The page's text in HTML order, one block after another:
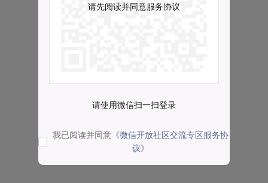
请先阅读并同意服务协议
请使用微信扫一扫登录
我已阅读并同意 《微信开放社区交流专区服务协
议》